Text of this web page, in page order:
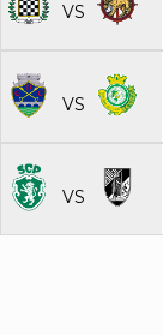
VS
VS
VS